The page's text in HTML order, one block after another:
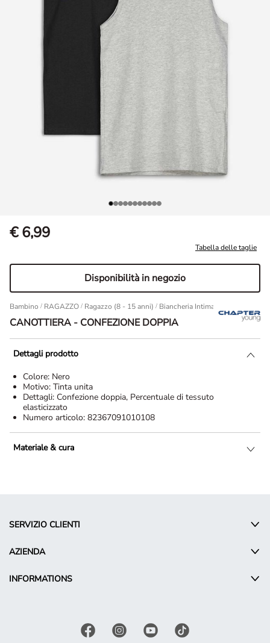
€ 6,99
Tabella delle taglie
Disponibilità in negozio
Bambino / RAGAZZO / Ragazzo (8 - 15 anni) / Biancheria Intima
CANOTTIERA - CONFEZIONE DOPPIA
Dettagli prodotto
Colore: Nero
Motivo: Tinta unita
Dettagli: Confezione doppia, Percentuale di tessuto
elasticizzato
Numero articolo: 82367091010108
Materiale & cura
SERVIZIO CLIENTI
AZIENDA
INFORMATIONS